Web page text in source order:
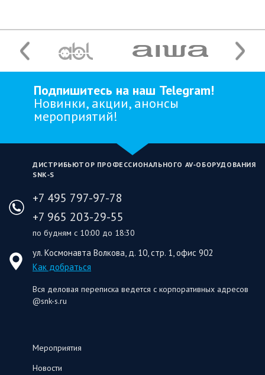
Подпишитесь на наш Telegram!
Новинки, акции, анонсы
мероприятий!
ДИСТРИБЬЮТОР ПРОФЕССИОНАЛЬНОГО AV‑ОБОРУДОВАНИЯ
SNK‑S
+7 495 797-97-78
+7 965 203-29-55
по будням с 10:00 до 18:30
ул. Космонавта Волкова, д. 10, стр. 1, офис 902
Как добраться
Вся деловая переписка ведется с корпоративных адресов
@snk-s.ru
Мероприятия
Новости